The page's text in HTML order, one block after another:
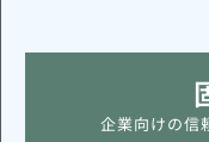
企業向けの信